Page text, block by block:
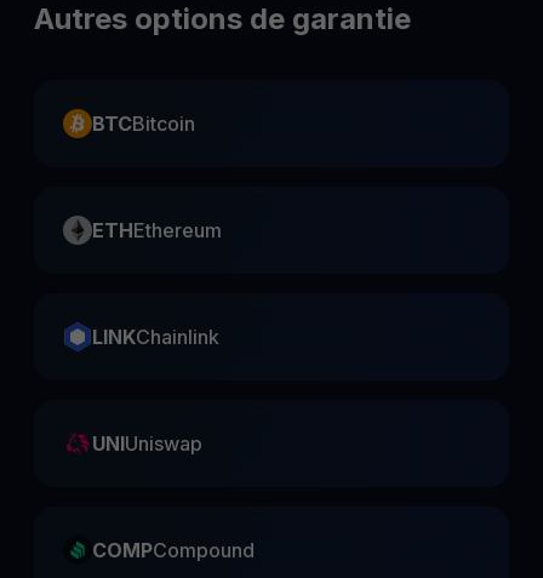
Autres options de garantie
BTCBitcoin
ETHEthereum
LINKChainlink
UNIUniswap
COMPCompound